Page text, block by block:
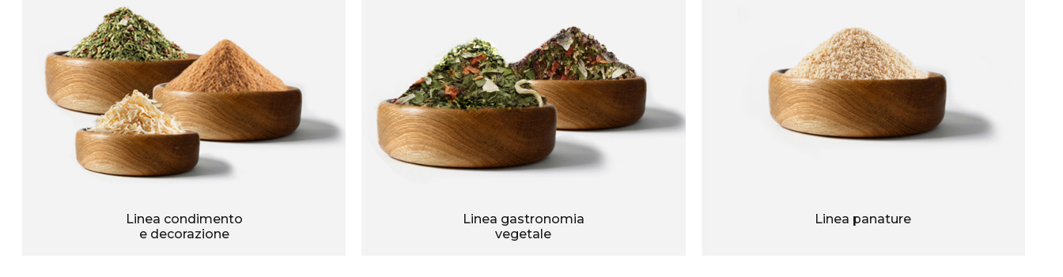
Linea condimento
e decorazione
Linea gastronomia
vegetale
Linea panature